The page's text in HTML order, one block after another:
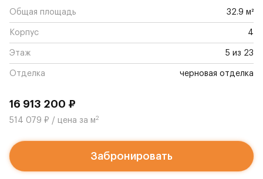
Общая площадь 32.9 м²
Корпус 4
Этаж 5 из 23
Отделка черновая отделка
16 913 200 ₽
514 079 ₽ / цена за м2
Забронировать